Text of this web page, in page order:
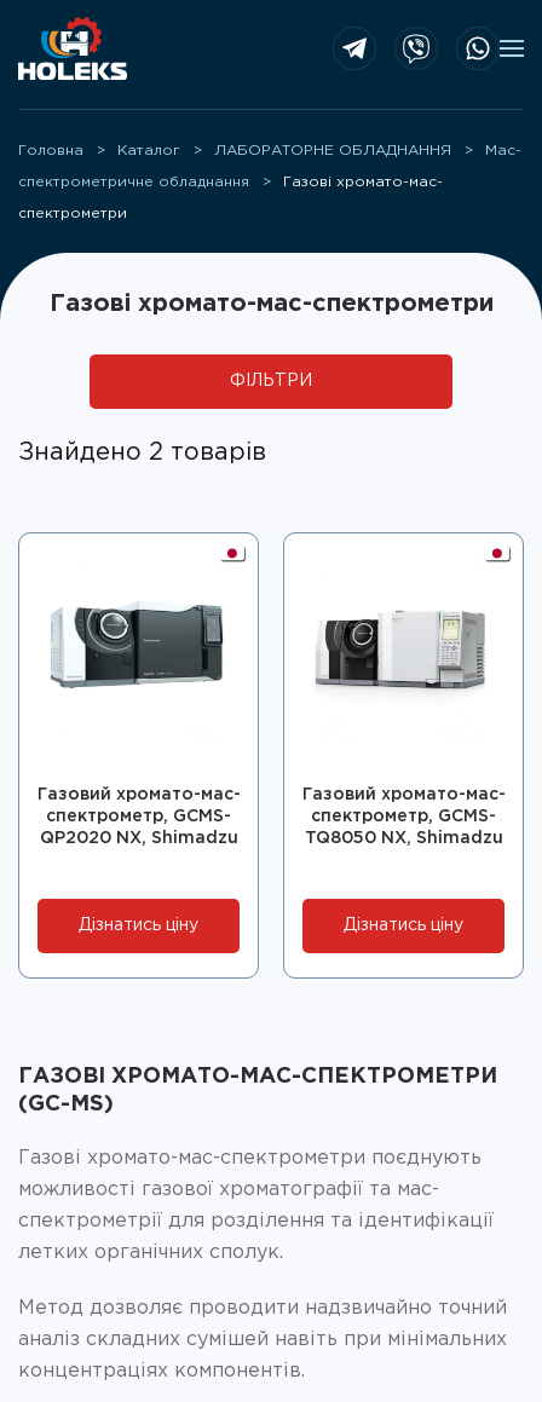
Skip to main content
Головна Каталог ЛАБОРАТОРНЕ ОБЛАДНАННЯ Мас-
спектрометричне обладнання Газові хромато-мас-
спектрометри
Газові хромато-мас-спектрометри
ФІЛЬТРИ
Знайдено 2 товарів
Газовий хромато-мас-
спектрометр, GCMS-
QP2020 NX, Shimadzu
Дізнатись ціну
Газовий хромато-мас-
спектрометр, GCMS-
TQ8050 NX, Shimadzu
Дізнатись ціну
ГАЗОВІ ХРОМАТО-МАС-СПЕКТРОМЕТРИ
(GC-MS)
Газові хромато-мас-спектрометри поєднують
можливості газової хроматографії та мас-
спектрометрії для розділення та ідентифікації
летких органічних сполук.
Метод дозволяє проводити надзвичайно точний
аналіз складних сумішей навіть при мінімальних
концентраціях компонентів.